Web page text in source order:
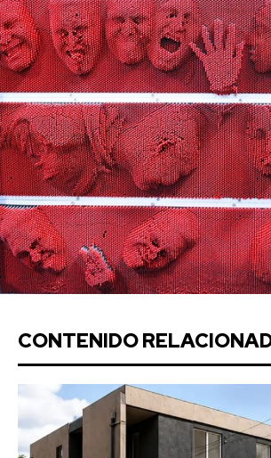
CONTENIDO